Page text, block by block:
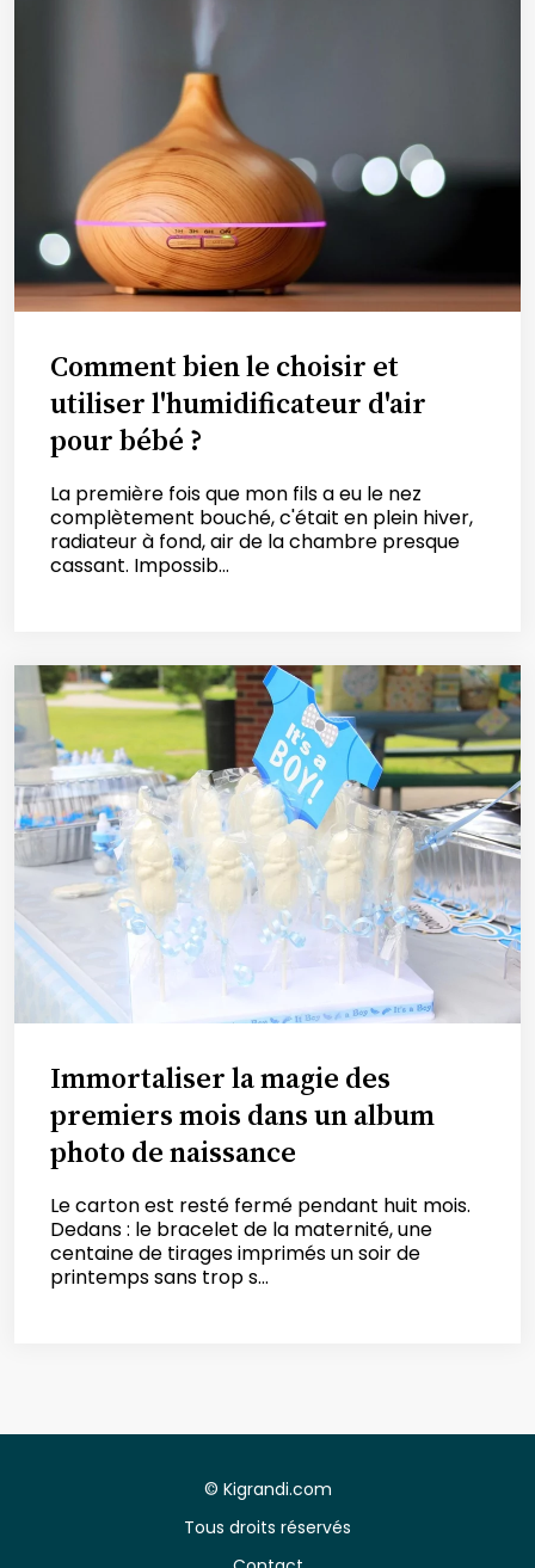
Comment bien le choisir et
utiliser l'humidificateur d'air
pour bébé ?
La première fois que mon fils a eu le nez
complètement bouché, c'était en plein hiver,
radiateur à fond, air de la chambre presque
cassant. Impossib...
Immortaliser la magie des
premiers mois dans un album
photo de naissance
Le carton est resté fermé pendant huit mois.
Dedans : le bracelet de la maternité, une
centaine de tirages imprimés un soir de
printemps sans trop s...
© Kigrandi.com
Tous droits réservés